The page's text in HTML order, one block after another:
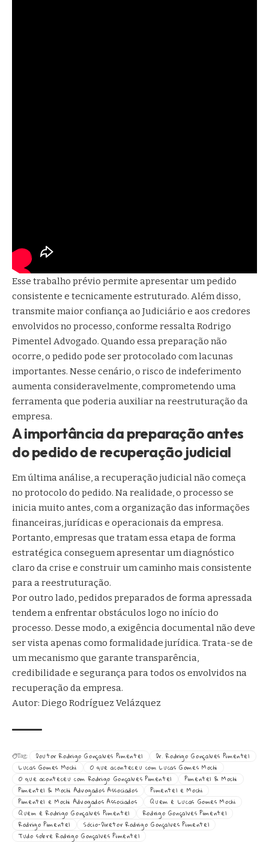
Esse trabalho prévio permite apresentar um pedido
consistente e tecnicamente estruturado. Além disso,
transmite maior confiança ao Judiciário e aos credores
envolvidos no processo, conforme ressalta Rodrigo
Pimentel Advogado. Quando essa preparação não
ocorre, o pedido pode ser protocolado com lacunas
importantes. Nesse cenário, o risco de indeferimento
aumenta consideravelmente, comprometendo uma
ferramenta que poderia auxiliar na reestruturação da
empresa.
A importância da preparação antes
do pedido de recuperação judicial
Em última análise, a recuperação judicial não começa
no protocolo do pedido. Na realidade, o processo se
inicia muito antes, com a organização das informações
financeiras, jurídicas e operacionais da empresa.
Portanto, empresas que tratam essa etapa de forma
estratégica conseguem apresentar um diagnóstico
claro da crise e construir um caminho mais consistente
para a reestruturação.
Por outro lado, pedidos preparados de forma apressada
tendem a enfrentar obstáculos logo no início do
processo. Desse modo, a exigência documental não deve
ser vista apenas como formalidade jurídica. Trata-se de
um mecanismo que garante transparência,
credibilidade e segurança para todos os envolvidos na
recuperação da empresa.
Autor: Diego Rodríguez Velázquez
Tag: Doutor Rodrigo Gonçalves Pimentel
Dr. Rodrigo Gonçalves Pimentel
Lucas Gomes Mochi
O que aconteceu com Lucas Gomes Mochi
O que aconteceu com Rodrigo Gonçalves Pimentel
Pimentel & Mochi
Pimentel & Mochi Advogados Associados
Pimentel e Mochi
Pimentel e Mochi Advogados Associados
Quem é Lucas Gomes Mochi
Quem é Rodrigo Gonçalves Pimentel
Rodrigo Gonçalves Pimentel
Rodrigo Pimentel
Sócio-Diretor Rodrigo Gonçalves Pimentel
Tudo sobre Rodrigo Gonçalves Pimentel